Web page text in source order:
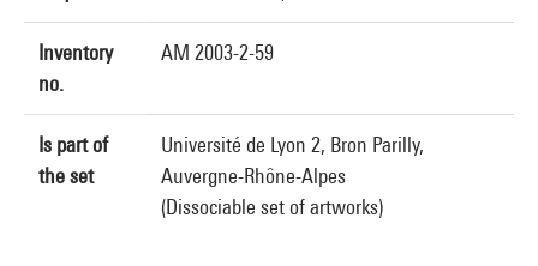
Inventory
no.
AM 2003-2-59
Is part of
the set
Université de Lyon 2, Bron Parilly,
Auvergne-Rhône-Alpes
(Dissociable set of artworks)